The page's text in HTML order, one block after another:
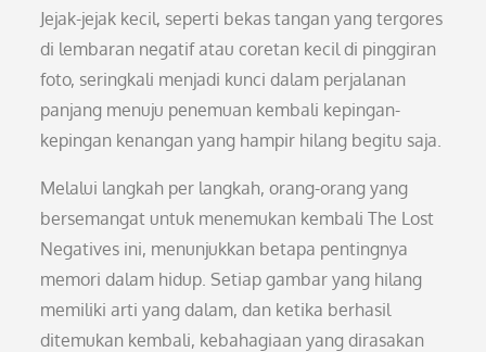
Jejak-jejak kecil, seperti bekas tangan yang tergores
di lembaran negatif atau coretan kecil di pinggiran
foto, seringkali menjadi kunci dalam perjalanan
panjang menuju penemuan kembali kepingan-
kepingan kenangan yang hampir hilang begitu saja.
Melalui langkah per langkah, orang-orang yang
bersemangat untuk menemukan kembali The Lost
Negatives ini, menunjukkan betapa pentingnya
memori dalam hidup. Setiap gambar yang hilang
memiliki arti yang dalam, dan ketika berhasil
ditemukan kembali, kebahagiaan yang dirasakan